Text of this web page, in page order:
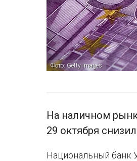
Фото: Getty Images
На наличном
29 октября
Национальный банк